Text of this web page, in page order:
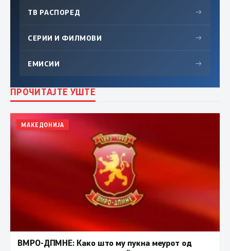
ТВ РАСПОРЕД →
СЕРИИ И ФИЛМОВИ →
ЕМИСИИ →
ПРОЧИТАЈТЕ УШТЕ
МАКЕДОНИЈА
ВМРО-ДПМНЕ: Како што му пукна меурот од